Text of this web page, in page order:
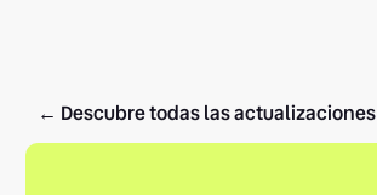
← Descubre todas las actualizaciones